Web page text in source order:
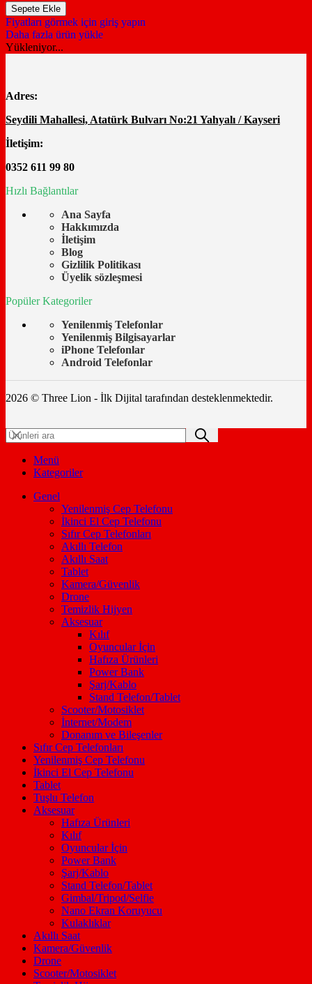
Yenilenmiş
Samsung
Galaxy
M33
5G
Sepete Ekle
Fiyatları görmek için giriş yapın
Daha fazla ürün yükle
Yükleniyor...
Adres:
Seydili Mahallesi, Atatürk Bulvarı No:21 Yahyalı / Kayseri
İletişim:
0352 611 99 80
Hızlı Bağlantılar
Ana Sayfa
Hakkımızda
İletişim
Blog
Gizlilik Politikası
Üyelik sözleşmesi
Popüler Kategoriler
Yenilenmiş Telefonlar
Yenilenmiş Bilgisayarlar
iPhone Telefonlar
Android Telefonlar
2026 © Three Lion - İlk Dijital tarafından desteklenmektedir.
Menü
Kategoriler
Genel
Yenilenmiş Cep Telefonu
İkinci El Cep Telefonu
Sıfır Cep Telefonları
Akıllı Telefon
Akıllı Saat
Tablet
Kamera/Güvenlik
Drone
Temizlik Hijyen
Aksesuar
Kılıf
Oyuncular İçin
Hafıza Ürünleri
Power Bank
Şarj/Kablo
Stand Telefon/Tablet
Scooter/Motosiklet
İnternet/Modem
Donanım ve Bileşenler
Sıfır Cep Telefonları
Yenilenmiş Cep Telefonu
İkinci El Cep Telefonu
Tablet
Tuşlu Telefon
Aksesuar
Hafıza Ürünleri
Kılıf
Oyuncular İçin
Power Bank
Şarj/Kablo
Stand Telefon/Tablet
Gimbal/Tripod/Selfie
Nano Ekran Koruyucu
Kulaklıklar
Akıllı Saat
Kamera/Güvenlik
Drone
Scooter/Motosiklet